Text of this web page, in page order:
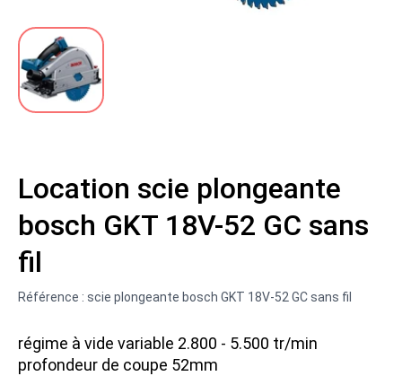
Location scie plongeante
bosch GKT 18V-52 GC sans
fil
Référence : scie plongeante bosch GKT 18V-52 GC sans fil
régime à vide variable 2.800 - 5.500 tr/min
profondeur de coupe 52mm
Peinture mur
Electricitée
Bois
Neige
Location Lève plaque
Location Décolleuse
Location Pistolet peinture
Location Nettoyeur